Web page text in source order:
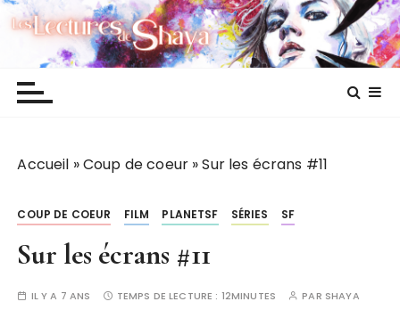
P
Les lectures de Shaya
Accueil »Coup de coeur»Sur les écrans #11
COUP DE COEUR FILM PLANETSF SÉRIES SF
Sur les écrans #11
IL Y A 7 ANS TEMPS DE LECTURE : 12MINUTES PAR SHAYA